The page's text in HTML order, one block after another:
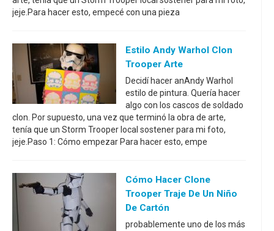
jeje.Para hacer esto, empecé con una pieza
Estilo Andy Warhol Clon
Trooper Arte
Decidí hacer anAndy Warhol
estilo de pintura. Quería hacer
algo con los cascos de soldado
clon. Por supuesto, una vez que terminó la obra de arte,
tenía que un Storm Trooper local sostener para mi foto,
jeje.Paso 1: Cómo empezar Para hacer esto, empe
Cómo Hacer Clone
Trooper Traje De Un Niño
De Cartón
probablemente uno de los más